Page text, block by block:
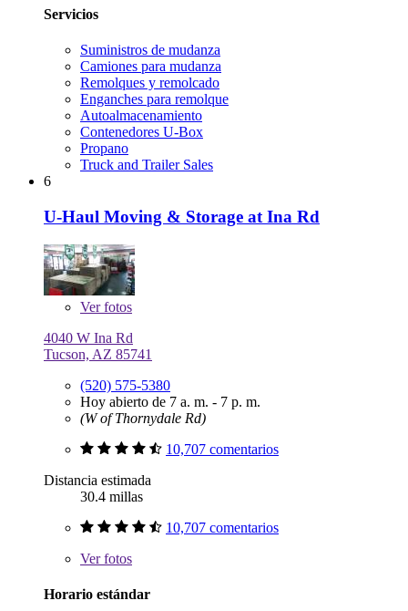
Servicios
Suministros de mudanza
Camiones para mudanza
Remolques y remolcado
Enganches para remolque
Autoalmacenamiento
Contenedores U-Box
Propano
Truck and Trailer Sales
6
U-Haul Moving & Storage at Ina Rd
Verfotos
4040 W Ina Rd
Tucson, AZ 85741
(520) 575-5380
Hoy abierto de 7 a. m. - 7 p. m.
(W of Thornydale Rd)
10,707 comentarios
Distancia estimada
30.4 millas
10,707 comentarios
Verfotos
Horario estándar